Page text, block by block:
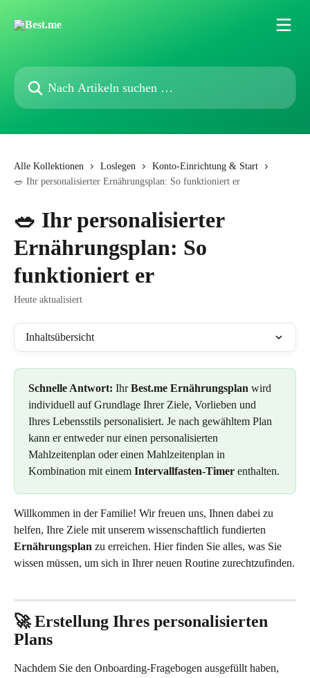
Nach Artikeln suchen …
Alle Kollektionen Loslegen
Konto-Einrichtung & Start
🥗 Ihr personalisierter Ernährungsplan: So funktioniert er
🥗 Ihr personalisierter
Ernährungsplan: So
funktioniert er
Heute aktualisiert
Inhaltsübersicht
Schnelle Antwort: Ihr Best.me Ernährungsplan wird
individuell auf Grundlage Ihrer Ziele, Vorlieben und
Ihres Lebensstils personalisiert. Je nach gewähltem Plan
kann er entweder nur einen personalisierten
Mahlzeitenplan oder einen Mahlzeitenplan in
Kombination mit einem Intervallfasten-Timer enthalten.
Willkommen in der Familie! Wir freuen uns, Ihnen dabei zu
helfen, Ihre Ziele mit unserem wissenschaftlich fundierten
Ernährungsplan zu erreichen. Hier finden Sie alles, was Sie
wissen müssen, um sich in Ihrer neuen Routine zurechtzufinden.
🚀 Erstellung Ihres personalisierten
Plans
Nachdem Sie den Onboarding-Fragebogen ausgefüllt haben,